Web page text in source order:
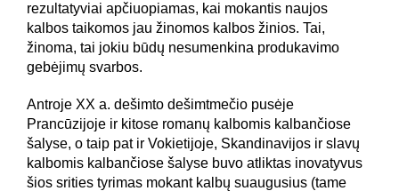
rezultatyviai apčiuopiamas, kai mokantis naujos
kalbos taikomos jau žinomos kalbos žinios. Tai,
žinoma, tai jokiu būdų nesumenkina produkavimo
gebėjimų svarbos.
Antroje XX a. dešimto dešimtmečio pusėje
Prancūzijoje ir kitose romanų kalbomis kalbančiose
šalyse, o taip pat ir Vokietijoje, Skandinavijos ir slavų
kalbomis kalbančiose šalyse buvo atliktas inovatyvus
šios srities tyrimas mokant kalbų suaugusius (tame